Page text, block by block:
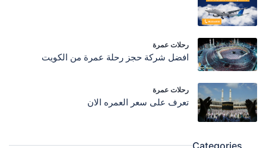
رحلات عمرة
افضل شركة حجز رحلة عمرة من الكويت
رحلات عمرة
تعرف على سعر العمره الان